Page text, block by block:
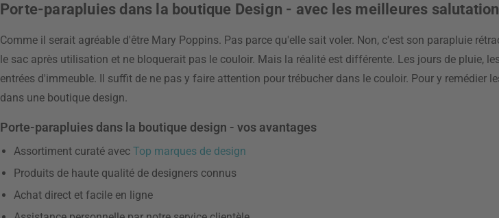
Porte-parapluies dans la boutique Design - avec les meilleures
Comme il serait agréable d'être Mary Poppins. Pas parce qu'elle sait voler. Non, c'est son parapluie
le sac après utilisation et ne bloquerait pas le couloir. Mais la réalité est différente. Les jours de pluie,
entrées d'immeuble. Il suffit de ne pas y faire attention pour trébucher dans le couloir. Pour y remédier
dans une boutique design.
Porte-parapluies dans la boutique design - vos avantages
Assortiment curaté avec Top marques de design
Produits de haute qualité de designers connus
Achat direct et facile en ligne